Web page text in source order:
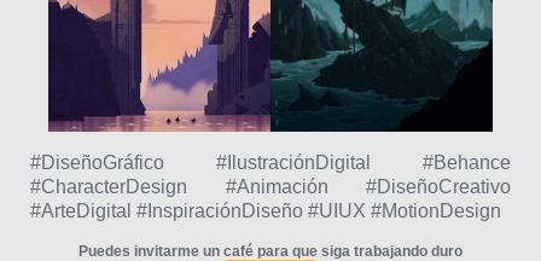
#DiseñoGráfico #IlustraciónDigital #Behance
#CharacterDesign #Animación #DiseñoCreativo
#ArteDigital #InspiraciónDiseño #UIUX #MotionDesign
Puedes invitarme un café para que siga trabajando duro